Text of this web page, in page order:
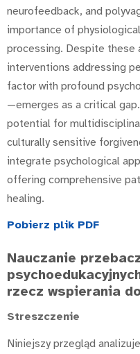
neurofeedback, and
importance of
processing. Despite these
interventions addressing
factor with profound
—emerges as a critical
potential for
culturally sensitive
integrate psychological
offering comprehensive
healing.
Pobierz plik PDF
Nauczanie
rzecz wspierania
Streszczenie
Niniejszy przegląd